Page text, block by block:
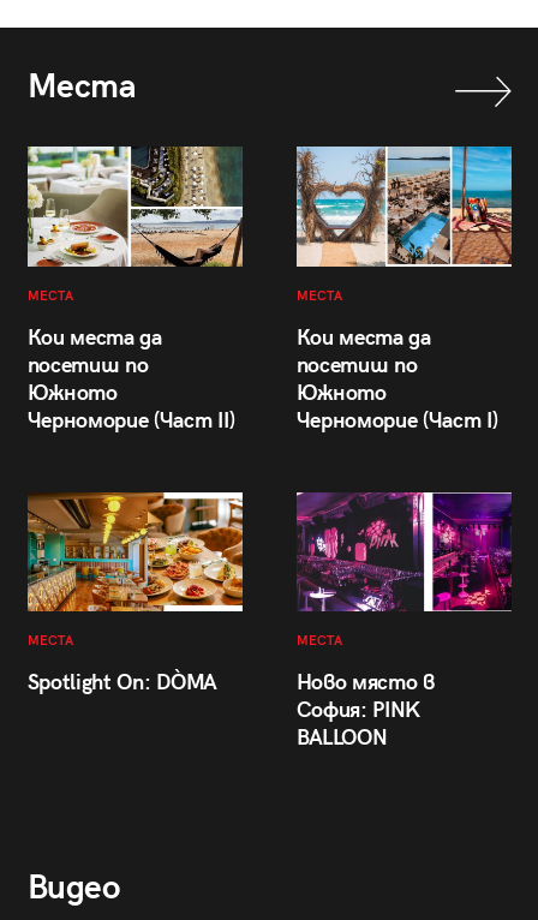
Места
МЕСТА
Кои места да
посетиш по
Южното
Черноморие (Част II)
МЕСТА
Кои места да
посетиш по
Южното
Черноморие (Част I)
МЕСТА
Spotlight On: DÒMA
МЕСТА
Ново място в
София: PINK
BALLOON
Видео